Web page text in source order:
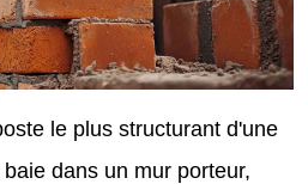
le plus structurant d'une
dans un mur porteur,